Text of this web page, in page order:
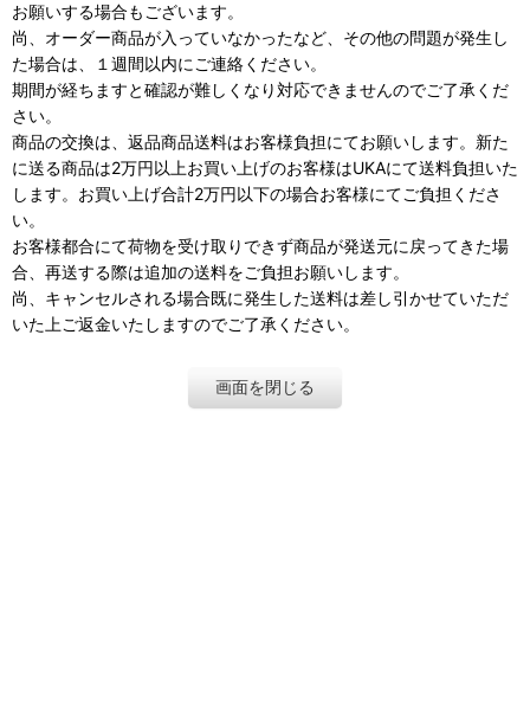
お願いする場合もございます。
尚、オーダー商品が入っていなかったなど、その他の問題が発生し
た場合は、１週間以内にご連絡ください。
期間が経ちますと確認が難しくなり対応できませんのでご了承くだ
さい。
商品の交換は、返品商品送料はお客様負担にてお願いします。新た
に送る商品は2万円以上お買い上げのお客様はUKAにて送料負担いた
します。お買い上げ合計2万円以下の場合お客様にてご負担くださ
い。
お客様都合にて荷物を受け取りできず商品が発送元に戻ってきた場
合、再送する際は追加の送料をご負担お願いします。
尚、キャンセルされる場合既に発生した送料は差し引かせていただ
いた上ご返金いたしますのでご了承ください。
画面を閉じる